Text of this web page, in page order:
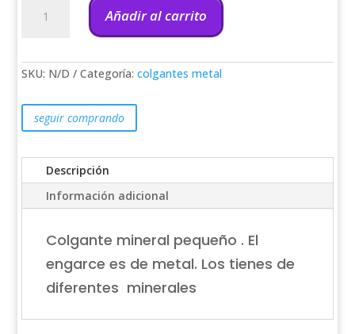
mineral
lágrima
Añadir al carrito
SKU: N/D Categoría:colgantes metal
seguir comprando
Descripción
Información adicional
Colgante mineral pequeño . El
engarce es de metal. Los tienes de
diferentes minerales